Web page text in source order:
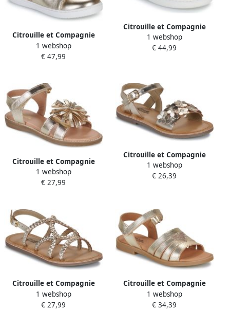
Citrouille et Compagnie
Hoge Sneakers NUD
1 webshop
€ 47,99
Citrouille et Compagnie
Lage Sneakers FITA
1 webshop
€ 44,99
Citrouille et Compagnie
Platte sandalen PETALE
1 webshop
€ 27,99
Citrouille et Compagnie
Platte sandalen FLEURS
1 webshop
€ 26,39
Citrouille et Compagnie
Platte sandalen TRESSA
1 webshop
€ 27,99
Citrouille et Compagnie
Platte sandalen CŒUR
1 webshop
€ 34,39